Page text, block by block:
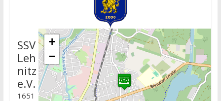
+
−
SSV
Leh
nitz
e.V.
1651